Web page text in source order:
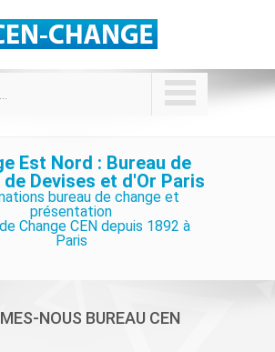
Est Nord : Bureau de
de Devises et d'Or Paris
bureau de change et
présentation
Change CEN depuis 1892 à
Paris
NOUS BUREAU CEN